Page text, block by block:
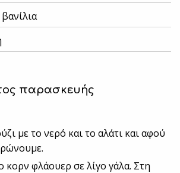
παρασκευής
με το νερό και το αλάτι και αφού
κορν φλάουερ σε λίγο γάλα. Στη